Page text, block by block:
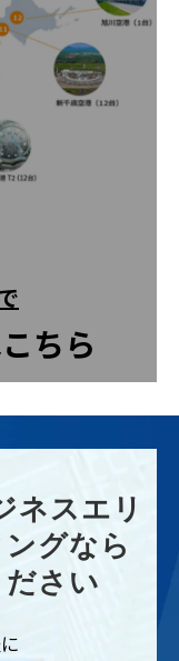
ちら
ネスエリ
グなら
さい